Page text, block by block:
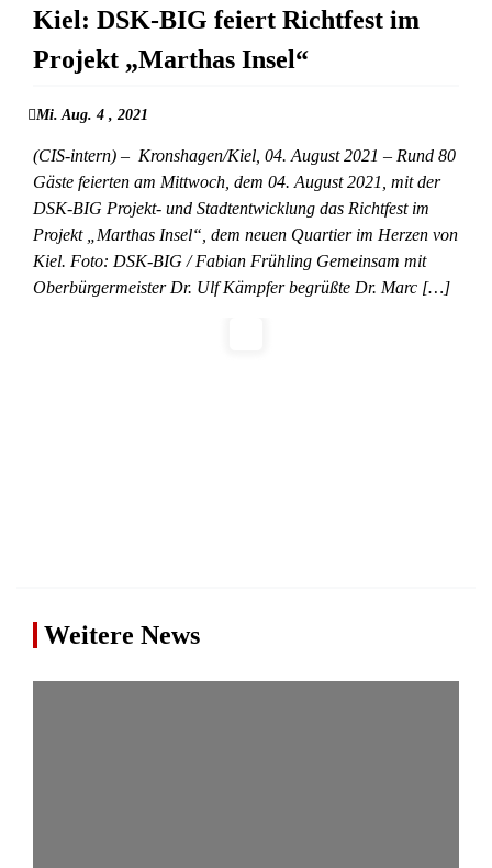
Kiel: DSK-BIG feiert Richtfest im
Projekt „Marthas Insel“
Mi. Aug. 4 , 2021
(CIS-intern) – Kronshagen/Kiel, 04. August 2021 – Rund 80
Gäste feierten am Mittwoch, dem 04. August 2021, mit der
DSK-BIG Projekt- und Stadtentwicklung das Richtfest im
Projekt „Marthas Insel“, dem neuen Quartier im Herzen von
Kiel. Foto: DSK-BIG / Fabian Frühling Gemeinsam mit
Oberbürgermeister Dr. Ulf Kämpfer begrüßte Dr. Marc […]
Weitere News